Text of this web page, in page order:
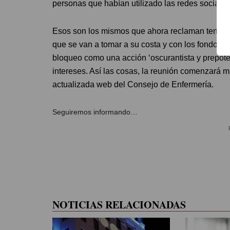
personas que habían utilizado las redes sociales
Esos son los mismos que ahora reclaman
que se van a tomar a su costa y con los fondos
bloqueo como una acción ‘oscurantista y
intereses. Así las cosas, la reunión comenzará
actualizada web del Consejo de Enfermería.
Seguiremos informando…
NOTICIAS RELACIONADAS